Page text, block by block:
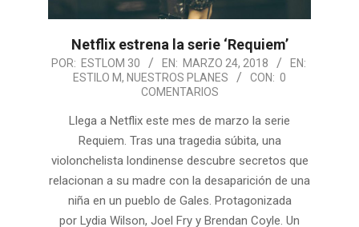
Netflix estrena la serie ‘Requiem’
2018-
POR: ESTLOM 30 EN: MARZO 24, 2018
EN:
ESTILO M, NUESTROS PLANES CON: 0
COMENTARIOS
Llega a Netflix este mes de marzo la serie
Requiem. Tras una tragedia súbita, una
violonchelista londinense descubre secretos que
relacionan a su madre con la desaparición de una
niña en un pueblo de Gales. Protagonizada
por Lydia Wilson, Joel Fry y Brendan Coyle. Un